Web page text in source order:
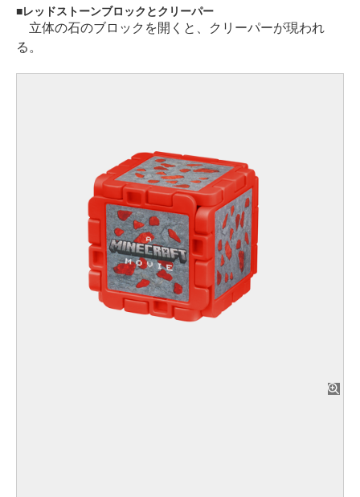
レッドストーンブロックとクリーパー
立体の石のブロックを開くと、クリーパーが現われ
る。